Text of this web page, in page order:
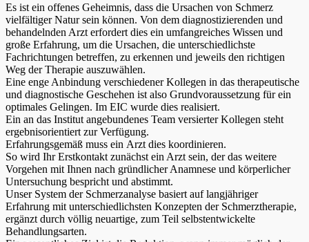
Es ist ein offenes Geheimnis, dass die Ursachen von Schmerz
vielfältiger Natur sein können. Von dem diagnostizierenden und
behandelnden Arzt erfordert dies ein umfangreiches Wissen und
große Erfahrung, um die Ursachen, die unterschiedlichste
Fachrichtungen betreffen, zu erkennen und jeweils den richtigen
Weg der Therapie auszuwählen.
Eine enge Anbindung verschiedener Kollegen in das therapeutische
und diagnostische Geschehen ist also Grundvoraussetzung für ein
optimales Gelingen. Im EIC wurde dies realisiert.
Ein an das Institut angebundenes Team versierter Kollegen steht
ergebnisorientiert zur Verfügung.
Erfahrungsgemäß muss ein Arzt dies koordinieren.
So wird Ihr Erstkontakt zunächst ein Arzt sein, der das weitere
Vorgehen mit Ihnen nach gründlicher Anamnese und körperlicher
Untersuchung bespricht und abstimmt.
Unser System der Schmerzanalyse basiert auf langjähriger
Erfahrung mit unterschiedlichsten Konzepten der Schmerztherapie,
ergänzt durch völlig neuartige, zum Teil selbstentwickelte
Behandlungsarten.